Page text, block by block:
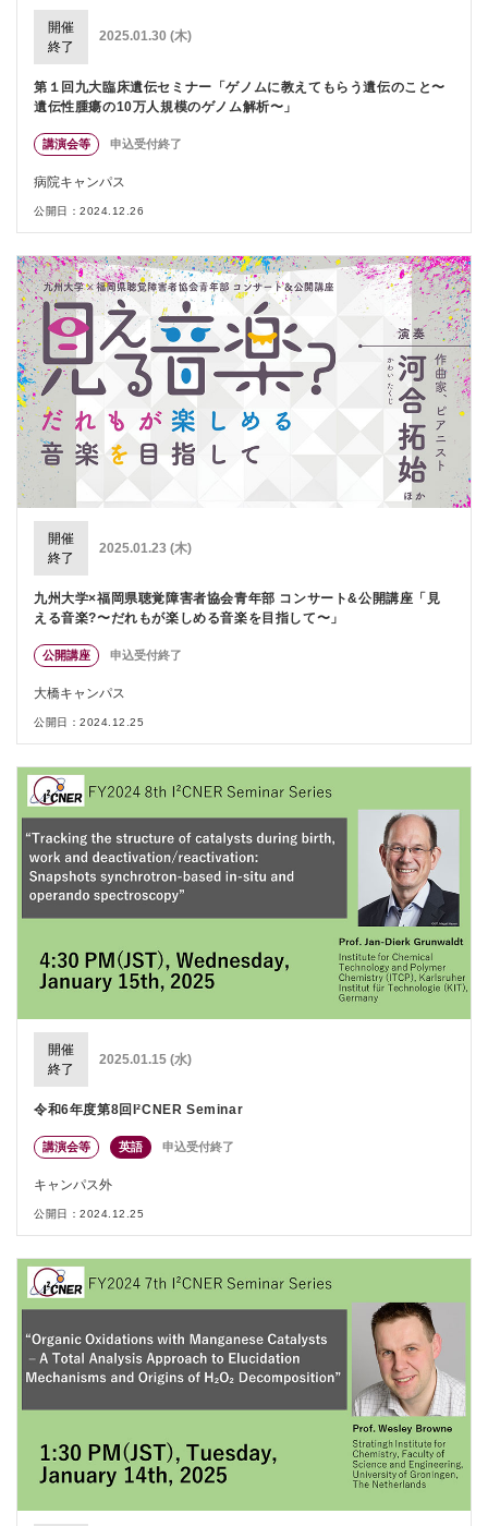
開催
終了
2025.01.30 (木)
第１回九大臨床遺伝セミナー「ゲノムに教えてもらう遺伝のこと〜
遺伝性腫瘍の10万人規模のゲノム解析〜」
講演会等 申込受付終了
病院キャンパス
公開日：2024.12.26
開催
終了
2025.01.23 (木)
九州大学×福岡県聴覚障害者協会青年部 コンサート&公開講座「見
える音楽?〜だれもが楽しめる音楽を目指して〜」
公開講座 申込受付終了
大橋キャンパス
公開日：2024.12.25
開催
終了
2025.01.15 (水)
令和6年度第8回I²CNER Seminar
講演会等 英語 申込受付終了
キャンパス外
公開日：2024.12.25